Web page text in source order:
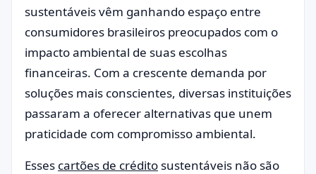
sustentáveis vêm ganhando espaço entre
consumidores brasileiros preocupados com o
impacto ambiental de suas escolhas
financeiras. Com a crescente demanda por
soluções mais conscientes, diversas instituições
passaram a oferecer alternativas que unem
praticidade com compromisso ambiental.
Esses cartões de crédito sustentáveis não são